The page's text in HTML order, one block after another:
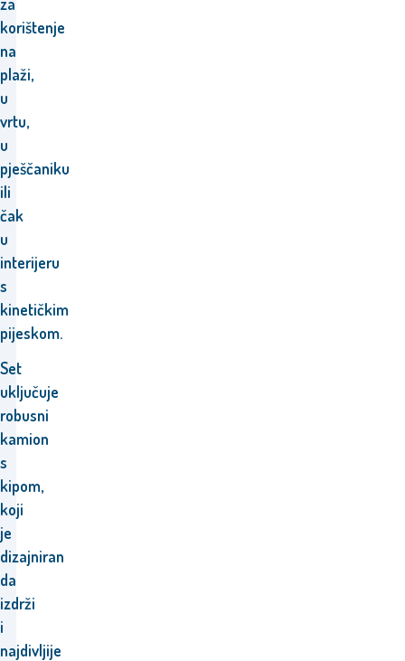
korištenje
na
plaži,
u
vrtu,
u
pješčaniku
ili
čak
u
interijeru
s
kinetičkim
pijeskom.
Set
uključuje
robusni
kamion
s
kipom,
koji
je
dizajniran
da
izdrži
i
najdivljije